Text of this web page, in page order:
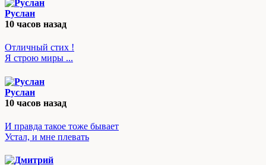
Руслан
10 часов назад
Отличный стих !
Я строю миры ...
Руслан
10 часов назад
И правда такое тоже бывает
Устал, и мне плевать